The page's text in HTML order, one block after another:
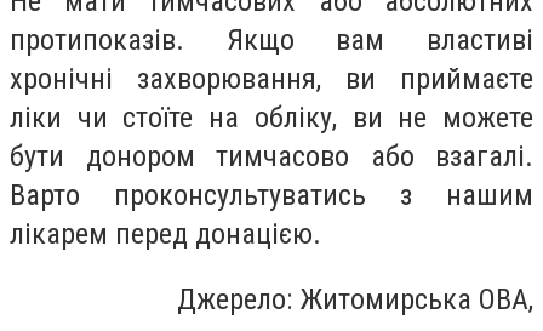
протипоказів. Якщо вам властиві
хронічні захворювання, ви приймаєте
ліки чи стоїте на обліку, ви не можете
бути донором тимчасово або взагалі.
Варто проконсультуватись з нашим
лікарем перед донацією.
Джерело: Житомирська ОВА,